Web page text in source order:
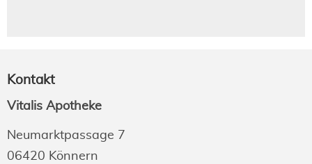
Kontakt
Vitalis Apotheke
Neumarktpassage 7
06420 Könnern